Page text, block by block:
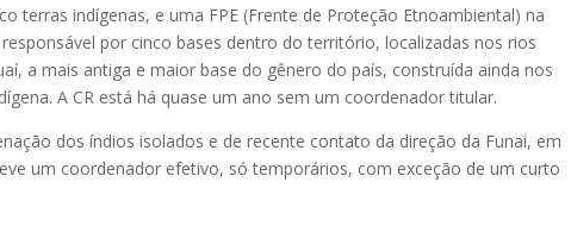
terras indígenas, e uma FPE (Frente de Proteção Etnoambiental) na
por cinco bases dentro do território, localizadas nos rios
a mais antiga e maior base do gênero do país, construída ainda nos
A CR está há quase um ano sem um coordenador titular.
dos índios isolados e de recente contato da direção da Funai, em
um coordenador efetivo, só temporários, com exceção de um curto